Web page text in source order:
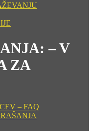
– V
ZA
– FAQ